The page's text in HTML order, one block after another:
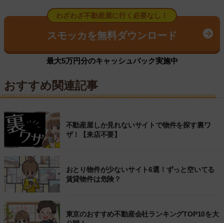
わざわざ不動産屋に行く必要なし！
スモッカを無料ダウンロード
最大5万円分のキャッシュバック実施中
おすすめ関連記事
不動産屋しか見れないサイトで物件を探す裏ワ
ザ！【来店不要】
おとり物件が少ないサイト6選！ずっと空いてる
賃貸物件は危険？
東京のおすすめ不動産会社ランキングTOP10を大